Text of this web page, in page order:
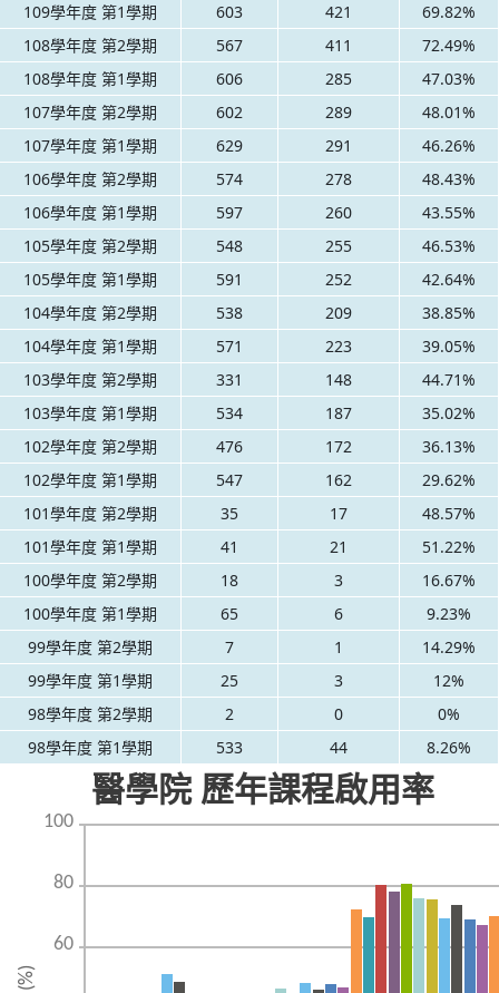
109學年度 第1學期
603 421
69.82%
108學年度 第2學期
567 411
72.49%
108學年度 第1學期
606 285
47.03%
107學年度 第2學期
602 289
48.01%
107學年度 第1學期
629 291
46.26%
106學年度 第2學期
574 278
48.43%
106學年度 第1學期
597 260
43.55%
105學年度 第2學期
548 255
46.53%
105學年度 第1學期
591 252
42.64%
104學年度 第2學期
538 209
38.85%
104學年度 第1學期
571 223
39.05%
103學年度 第2學期
331 148
44.71%
103學年度 第1學期
534 187
35.02%
102學年度 第2學期
476 172
36.13%
102學年度 第1學期
547 162
29.62%
101學年度 第2學期
35 17
48.57%
101學年度 第1學期
41 21
51.22%
100學年度 第2學期
18 3
16.67%
100學年度 第1學期
65 6
9.23%
99學年度 第2學期
7 1
14.29%
99學年度 第1學期
25 3
12%
98學年度 第2學期
2 0
0%
98學年度 第1學期
533 44 8.26%